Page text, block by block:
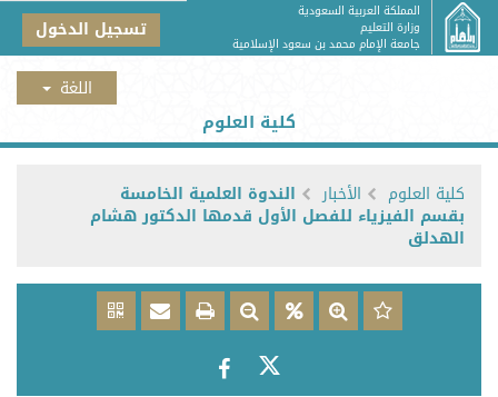
المملكة العربية السعودية
وزارة التعليم
جامعة الإمام محمد بن سعود الإسلامية تسجيل الدخول
كلية العلوم
كلية العلوم الأخبار الندوة العلمية الخامسة
بقسم الفيزياء للفصل الأول قدمها الدكتور هشام
الهدلق